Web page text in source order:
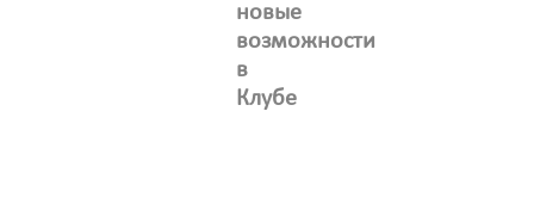
новые
возможности
в
Клубе